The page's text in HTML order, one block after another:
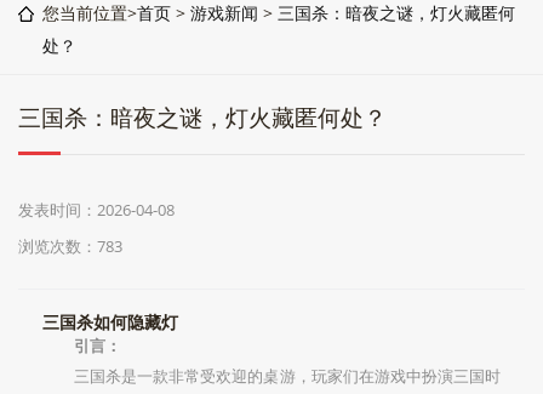
您当前位置>首页 > 游戏新闻 > 三国杀：暗夜之谜，灯火藏匿何
处？
三国杀：暗夜之谜，灯火藏匿何处？
发表时间：2026-04-08
浏览次数：783
三国杀如何隐藏灯
引言：
三国杀是一款非常受欢迎的桌游，玩家们在游戏中扮演三国时